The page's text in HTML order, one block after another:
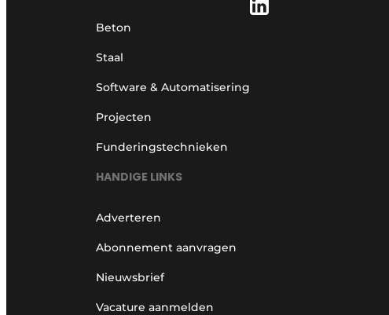
Beton
Staal
Software & Automatisering
Projecten
Funderingstechnieken
HANDIGE LINKS
Adverteren
Abonnement aanvragen
Nieuwsbrief
Vacature aanmelden